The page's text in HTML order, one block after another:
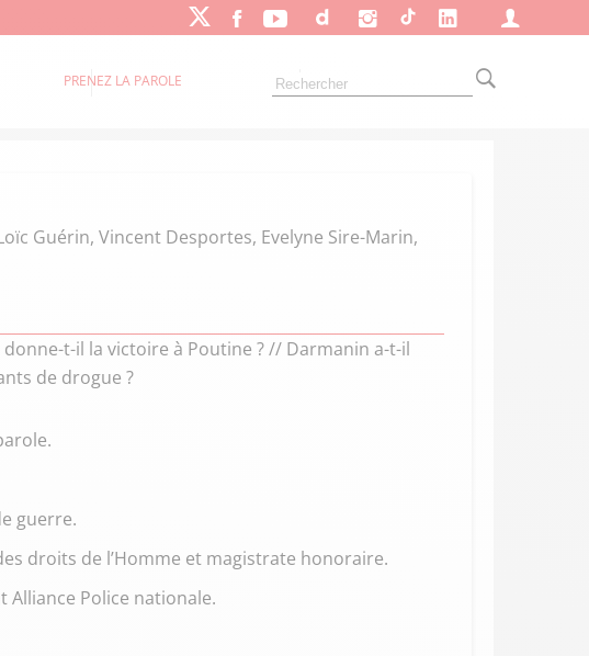
PRENEZ LA PAROLE
Guérin, Vincent Desportes, Evelyne Sire-Marin,
t-il la victoire à Poutine ? // Darmanin a-t-il
de drogue ?
guerre.
droits de l’Homme et magistrate honoraire.
Alliance Police nationale.